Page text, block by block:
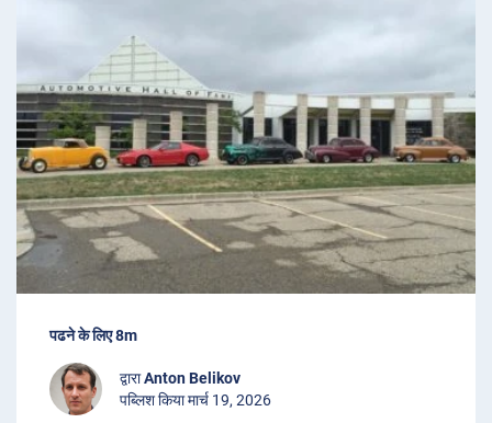
पढने के लिए 8m
द्वाराAnton Belikov
पब्लिश किया मार्च 19, 2026